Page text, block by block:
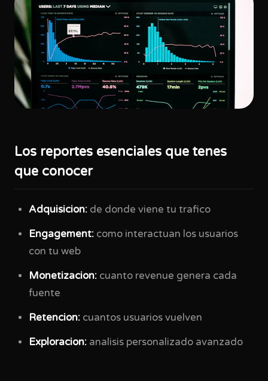
Los reportes esenciales que tenes
que conocer
Adquisicion: de donde viene tu trafico
Engagement: como interactuan los usuarios
con tu web
Monetizacion: cuanto revenue genera cada
fuente
Retencion: cuantos usuarios vuelven
Exploracion: analisis personalizado avanzado